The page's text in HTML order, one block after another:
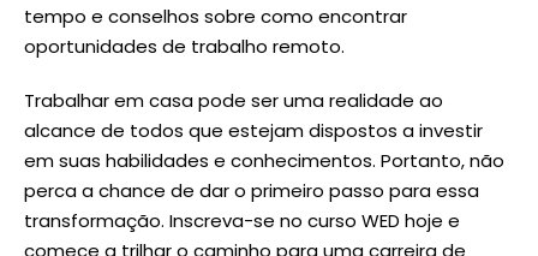
tempo e conselhos sobre como encontrar
oportunidades de trabalho remoto.
Trabalhar em casa pode ser uma realidade ao
alcance de todos que estejam dispostos a investir
em suas habilidades e conhecimentos. Portanto, não
perca a chance de dar o primeiro passo para essa
transformação. Inscreva-se no curso WED hoje e
comece a trilhar o caminho para uma carreira de